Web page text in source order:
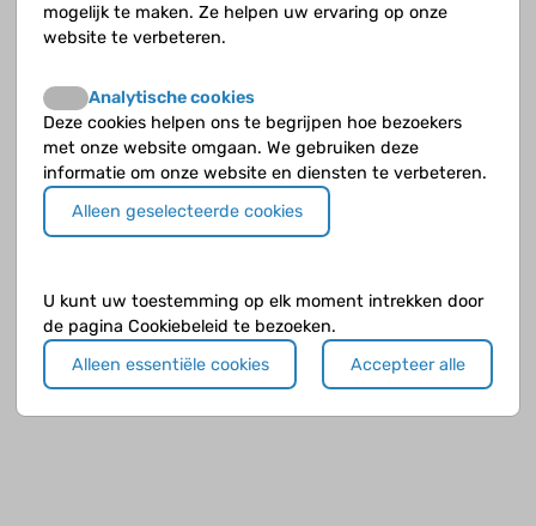
Groetjes,
Bericht gewijzigd op dinsdag 30 maart 2021 00:13
mogelijk te maken. Ze helpen uw ervaring op onze
website te verbeteren.
Analytische cookies
Deze cookies helpen ons te begrijpen hoe bezoekers
met onze website omgaan. We gebruiken deze
informatie om onze website en diensten te verbeteren.
Alleen geselecteerde cookies
U kunt uw toestemming op elk moment intrekken door
de pagina Cookiebeleid te bezoeken.
Alleen essentiële cookies
Accepteer alle